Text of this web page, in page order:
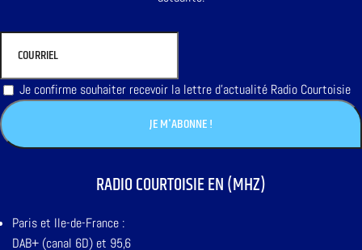
Je confirme souhaiter recevoir la lettre d'actualité Radio Courtoisie
RADIO COURTOISIE EN (MHZ)
Paris et Ile-de-France :
DAB+ (canal 6D) et 95,6